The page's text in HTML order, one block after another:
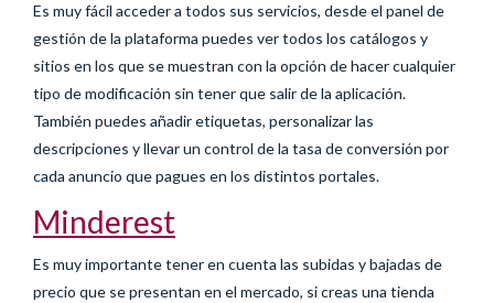
Es muy fácil acceder a todos sus servicios, desde el panel de
gestión de la plataforma puedes ver todos los catálogos y
sitios en los que se muestran con la opción de hacer cualquier
tipo de modificación sin tener que salir de la aplicación.
También puedes añadir etiquetas, personalizar las
descripciones y llevar un control de la tasa de conversión por
cada anuncio que pagues en los distintos portales.
Minderest
Es muy importante tener en cuenta las subidas y bajadas de
precio que se presentan en el mercado, si creas una tienda